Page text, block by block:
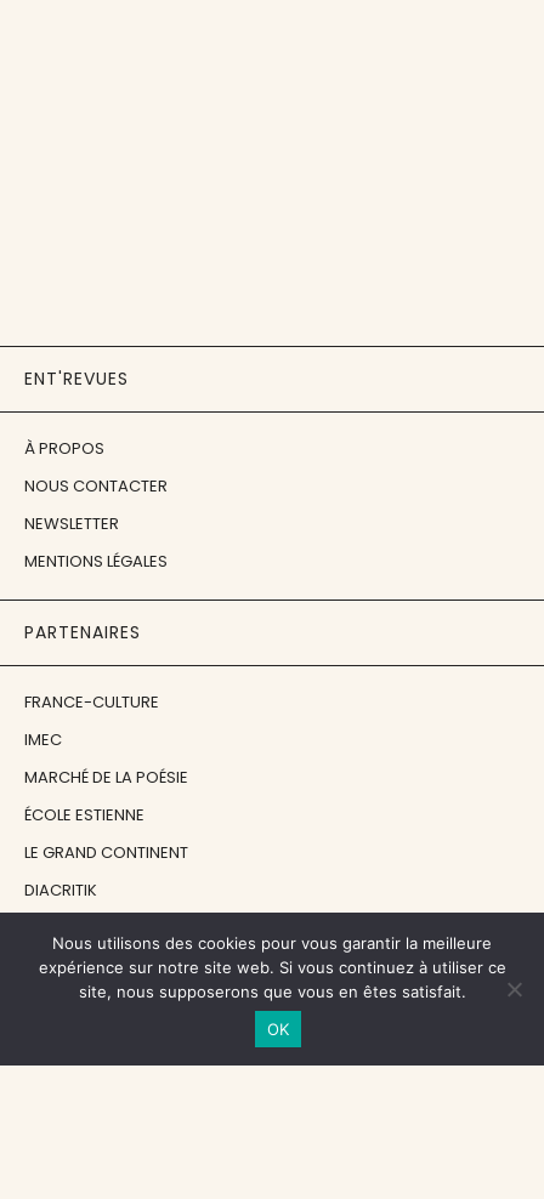
ENT'REVUES
À PROPOS
NOUS CONTACTER
NEWSLETTER
MENTIONS LÉGALES
PARTENAIRES
FRANCE-CULTURE
IMEC
MARCHÉ DE LA POÉSIE
ÉCOLE ESTIENNE
LE GRAND CONTINENT
DIACRITIK
NOS SOUTIENS
CENTRE NATIONAL DU LIVRE
Nous utilisons des cookies pour vous garantir la meilleure
expérience sur notre site web. Si vous continuez à utiliser ce
site, nous supposerons que vous en êtes satisfait.
OK